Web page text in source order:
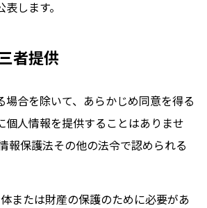
します。
者提供
場合を除いて、あらかじめ同意を得る
個人情報を提供することはありませ
報保護法その他の法令で認められる
または財産の保護のために必要があ